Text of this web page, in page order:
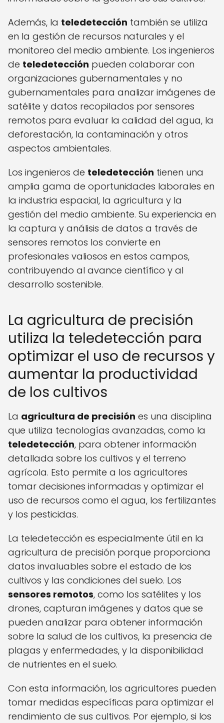
Además, la teledetección también se utiliza
en la gestión de recursos naturales y el
monitoreo del medio ambiente. Los ingenieros
de teledetección pueden colaborar con
organizaciones gubernamentales y no
gubernamentales para analizar imágenes de
satélite y datos recopilados por sensores
remotos para evaluar la calidad del agua, la
deforestación, la contaminación y otros
aspectos ambientales.
Los ingenieros de teledetección tienen una
amplia gama de oportunidades laborales en
la industria espacial, la agricultura y la
gestión del medio ambiente. Su experiencia en
la captura y análisis de datos a través de
sensores remotos los convierte en
profesionales valiosos en estos campos,
contribuyendo al avance científico y al
desarrollo sostenible.
La agricultura de precisión
utiliza la teledetección para
optimizar el uso de recursos y
aumentar la productividad
de los cultivos
La agricultura de precisión es una disciplina
que utiliza tecnologías avanzadas, como la
teledetección, para obtener información
detallada sobre los cultivos y el terreno
agrícola. Esto permite a los agricultores
tomar decisiones informadas y optimizar el
uso de recursos como el agua, los fertilizantes
y los pesticidas.
La teledetección es especialmente útil en la
agricultura de precisión porque proporciona
datos invaluables sobre el estado de los
cultivos y las condiciones del suelo. Los
sensores remotos, como los satélites y los
drones, capturan imágenes y datos que se
pueden analizar para obtener información
sobre la salud de los cultivos, la presencia de
plagas y enfermedades, y la disponibilidad
de nutrientes en el suelo.
Con esta información, los agricultores pueden
tomar medidas específicas para optimizar el
rendimiento de sus cultivos. Por ejemplo, si los